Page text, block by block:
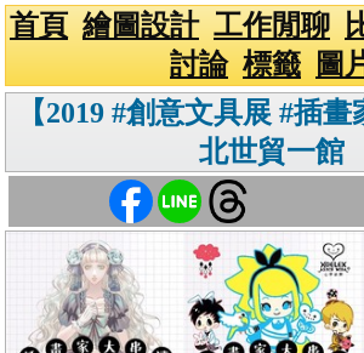
首頁 繪圖設計 工作閒聊
討論 標籤
圖
【2019 #創意文具展 #插
北世貿一館